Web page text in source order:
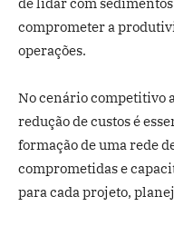
comprometer a
operações.
No cenário competitivo
redução de custos é
formação de uma rede
comprometidas e
para cada projeto,